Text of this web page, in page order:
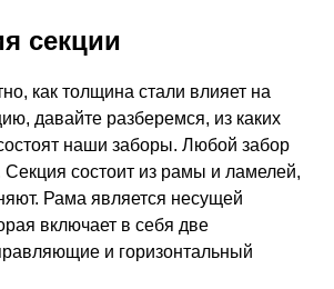
секции
как толщина стали влияет на
давайте разберемся, из каких
наши заборы. Любой забор
Секция состоит из рамы и ламелей,
Рама является несущей
включает в себя две
и горизонтальный